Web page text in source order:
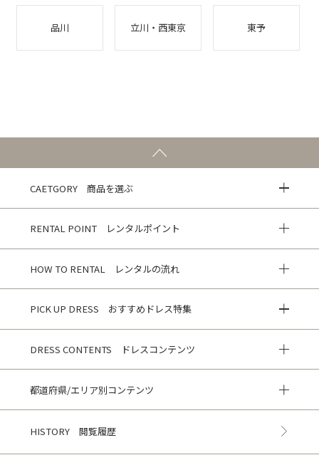
品川 立川・西東京 東予
CAETGORY 商品を選ぶ
RENTAL POINT レンタルポイント
HOW TO RENTAL レンタルの流れ
PICK UP DRESS おすすめドレス特集
DRESS CONTENTS ドレスコンテンツ
都道府県/エリア別コンテンツ
HISTORY 閲覧履歴